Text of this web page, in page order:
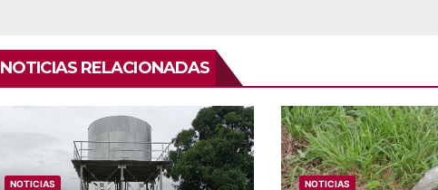
NOTICIAS RELACIONADAS
NOTICIAS NOTICIAS